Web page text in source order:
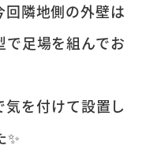
隣地側の外壁は
足場を組んでお
を付けて設置し
✨